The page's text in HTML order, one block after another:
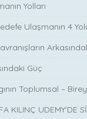
Yolları
Ulaşmanın 4
Güç
Toplumsal –
KILINÇ UDEMY'DE